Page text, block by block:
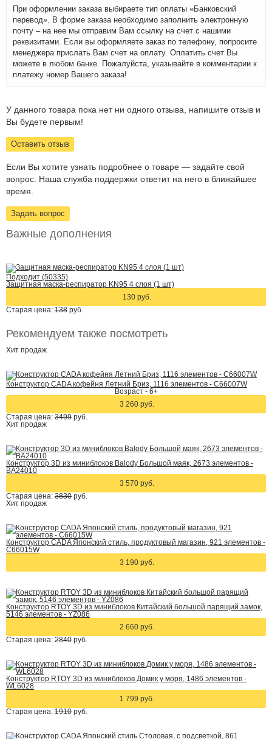
При оформлении заказа выбираете тип оплаты «Банковский
перевод». В форме заказа необходимо заполнить электронную
почту – на нее мы отправим Вам ссылку на счет с нашими
реквизитами. Если вы оформляете заказ по телефону, попросите
менеджера прислать Вам счет на оплату. Оплатить счет Вы
можете в любом банке. Пожалуйста, указывайте в комментарии к
платежу номер Вашего заказа!
У данного товара пока нет ни одного отзыва, напишите отзыв и
Вы будете первым!
Оставить отзыв
Если Вы хотите узнать подробнее о товаре — задайте свой
вопрос. Наша служба поддержки ответит на него в ближайшее
время.
Задать вопрос
Важные дополнения
Подходит (50335)
Защитная маска-респиратор KN95 4 слоя (1 шт)
130 руб.
Старая цена: 138 руб.
Рекомендуем также посмотреть
Хит продаж
Конструктор CADA кофейня Летний Бриз, 1116 элементов - C66007W
Возраст - 6+
3 260 руб.
Старая цена: 3499 руб.
Хит продаж
Конструктор 3D из миниблоков Balody Большой маяк, 2673 элементов -
BA24010
3 570 руб.
Старая цена: 3830 руб.
Хит продаж
Конструктор CADA Японский стиль, продуктовый магазин, 921 элементов -
C66015W
3 190 руб.
Конструктор RTOY 3D из миниблоков Китайский большой парящий замок,
5146 элементов - YZ086
2 660 руб.
Старая цена: 2840 руб.
Конструктор RTOY 3D из миниблоков Домик у моря, 1486 элементов -
WL6028
1 799 руб.
Старая цена: 1910 руб.